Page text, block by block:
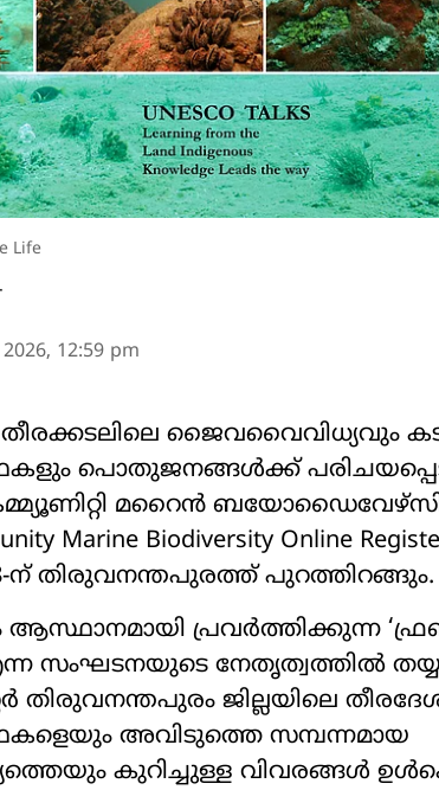
Life
12:59 pm
ജൈവവൈവിധ്യവും
പൊതുജനങ്ങൾക്ക്
മറൈൻ
Marine Biodiversity Online
ന് തിരുവനന്തപുരത്ത് പുറത്തിറങ്ങും.
ആസ്ഥാനമായി പ്രവർത്തിക്കുന്ന
സംഘടനയുടെ നേതൃത്വത്തിൽ
തിരുവനന്തപുരം ജില്ലയിലെ
അവിടുത്തെ സമ്പന്നമായ
കുറിച്ചുള്ള വിവരങ്ങൾ